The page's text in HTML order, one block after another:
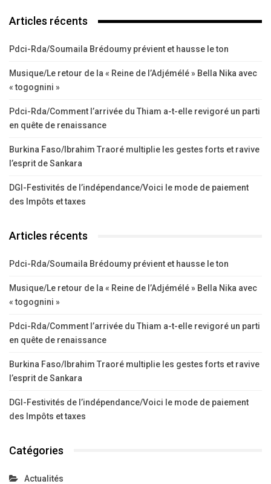
Articles récents
Pdci-Rda/Soumaila Brédoumy prévient et hausse le ton
Musique/Le retour de la « Reine de l’Adjémélé » Bella Nika avec
« togognini »
Pdci-Rda/Comment l’arrivée du Thiam a-t-elle revigoré un parti
en quête de renaissance
Burkina Faso/Ibrahim Traoré multiplie les gestes forts et ravive
l’esprit de Sankara
DGI-Festivités de l’indépendance/Voici le mode de paiement
des Impôts et taxes
Articles récents
Pdci-Rda/Soumaila Brédoumy prévient et hausse le ton
Musique/Le retour de la « Reine de l’Adjémélé » Bella Nika avec
« togognini »
Pdci-Rda/Comment l’arrivée du Thiam a-t-elle revigoré un parti
en quête de renaissance
Burkina Faso/Ibrahim Traoré multiplie les gestes forts et ravive
l’esprit de Sankara
DGI-Festivités de l’indépendance/Voici le mode de paiement
des Impôts et taxes
Catégories
Actualités